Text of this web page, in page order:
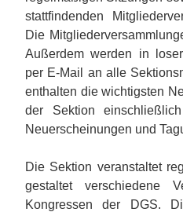
stattfindenden
Die
Außerdem werden in
per E-Mail an alle
enthalten die wichtigsten
der Sektion
Neuerscheinungen und
Die Sektion veranstaltet
gestaltet verschiedene
Kongressen der DGS.